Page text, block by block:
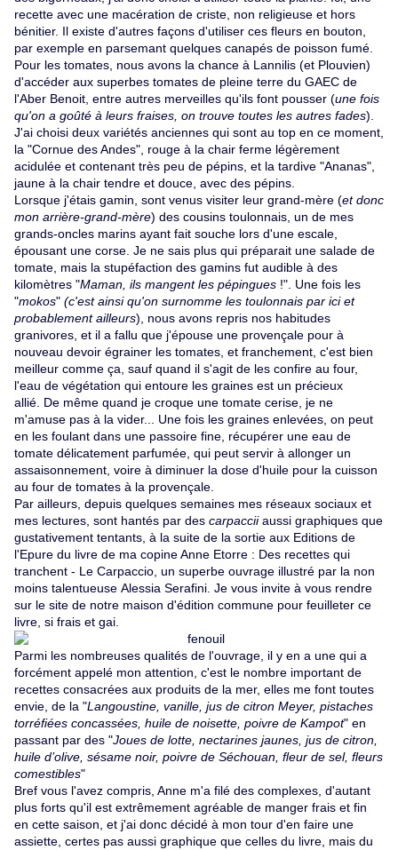
recette avec une macération de criste, non religieuse et hors
bénitier. Il existe d'autres façons d'utiliser ces fleurs en bouton,
par exemple en parsemant quelques canapés de poisson fumé.
Pour les tomates, nous avons la chance à Lannilis (et Plouvien)
d'accéder aux superbes tomates de pleine terre du GAEC de
l'Aber Benoit, entre autres merveilles qu'ils font pousser (une fois
qu'on a goûté à leurs fraises, on trouve toutes les autres fades).
J'ai choisi deux variétés anciennes qui sont au top en ce moment,
la "Cornue des Andes", rouge à la chair ferme légèrement
acidulée et contenant très peu de pépins, et la tardive "Ananas",
jaune à la chair tendre et douce, avec des pépins.
Lorsque j'étais gamin, sont venus visiter leur grand-mère (et donc
mon arrière-grand-mère) des cousins toulonnais, un de mes
grands-oncles marins ayant fait souche lors d'une escale,
épousant une corse. Je ne sais plus qui préparait une salade de
tomate, mais la stupéfaction des gamins fut audible à des
kilomètres "Maman, ils mangent les pépingues !". Une fois les
"mokos" (c'est ainsi qu'on surnomme les toulonnais par ici et
probablement ailleurs), nous avons repris nos habitudes
granivores, et il a fallu que j'épouse une provençale pour à
nouveau devoir égrainer les tomates, et franchement, c'est bien
meilleur comme ça, sauf quand il s'agit de les confire au four,
l'eau de végétation qui entoure les graines est un précieux
allié. De même quand je croque une tomate cerise, je ne
m'amuse pas à la vider... Une fois les graines enlevées, on peut
en les foulant dans une passoire fine, récupérer une eau de
tomate délicatement parfumée, qui peut servir à allonger un
assaisonnement, voire à diminuer la dose d'huile pour la cuisson
au four de tomates à la provençale.
Par ailleurs, depuis quelques semaines mes réseaux sociaux et
mes lectures, sont hantés par des carpacciiaussi graphiques que
gustativement tentants, à la suite de la sortie aux Editions de
l'Epure du livre de ma copineAnne Etorre : Des recettes qui
tranchent - Le Carpaccio , un superbe ouvrage illustré par la non
moins talentueuse Alessia Serafini . Je vous invite à vous rendre
sur le site de notre maison d'édition commune pour feuilleter ce
livre , si frais et gai.
Parmi les nombreuses qualités de l'ouvrage, il y en a une qui a
forcément appelé mon attention, c'est le nombre important de
recettes consacrées aux produits de la mer, elles me font toutes
envie, de la "Langoustine, vanille, jus de citron Meyer, pistaches
torréﬁées concassées, huile de noisette, poivre de Kampot" en
passant par des "Joues de lotte, nectarines jaunes, jus de citron,
huile d’olive, sésame noir, poivre de Séchouan, ﬂeur de sel, ﬂeurs
comestibles"
Bref vous l'avez compris, Anne m'a filé des complexes, d'autant
plus forts qu'il est extrêmement agréable de manger frais et fin
en cette saison, et j'ai donc décidé à mon tour d'en faire une
assiette, certes pas aussi graphique que celles du livre, mais du